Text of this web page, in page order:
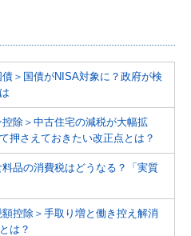
＞国債がNISA対象に？政府が検
除＞中古住宅の減税が大幅拡
押さえておきたい改正点とは？
品の消費税はどうなる？「実質
控除＞手取り増と働き控え解消
は？